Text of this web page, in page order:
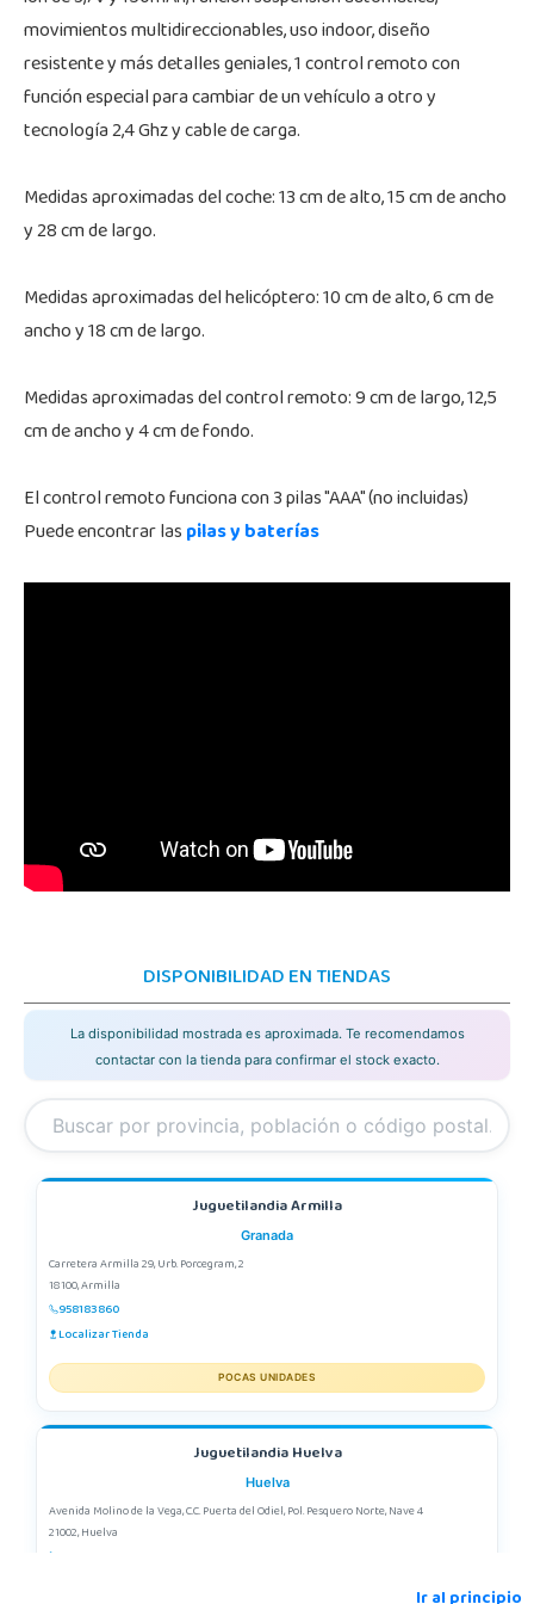
movimientos multidireccionables, uso indoor, diseño
resistente y más detalles geniales, 1 control remoto con
función especial para cambiar de un vehículo a otro y
tecnología 2,4 Ghz y cable de carga.
Medidas aproximadas del coche: 13 cm de alto, 15 cm de ancho
y 28 cm de largo.
Medidas aproximadas del helicóptero: 10 cm de alto, 6 cm de
ancho y 18 cm de largo.
Medidas aproximadas del control remoto: 9 cm de largo, 12,5
cm de ancho y 4 cm de fondo.
El control remoto funciona con 3 pilas "AAA" (no incluidas)
Puede encontrar laspilas y baterías
DISPONIBILIDAD EN TIENDAS
La disponibilidad mostrada es aproximada. Te recomendamos
contactar con la tienda para confirmar el stock exacto.
Juguetilandia Armilla
Granada
Carretera Armilla 29, Urb. Porcegram, 2
18100, Armilla
958183860
Localizar Tienda
POCAS UNIDADES
Juguetilandia Huelva
Huelva
Avenida Molino de la Vega, C.C. Puerta del Odiel, Pol. Pesquero Norte, Nave 4
21002, Huelva